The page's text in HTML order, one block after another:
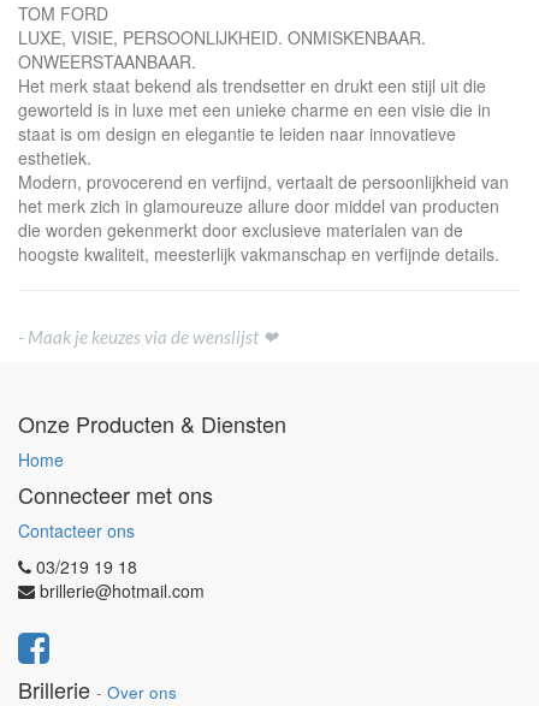
TOM FORD
LUXE, VISIE, PERSOONLIJKHEID. ONMISKENBAAR.
ONWEERSTAANBAAR.
Het merk staat bekend als trendsetter en drukt een stijl uit die
geworteld is in luxe met een unieke charme en een visie die in
staat is om design en elegantie te leiden naar innovatieve
esthetiek.
Modern, provocerend en verfijnd, vertaalt de persoonlijkheid van
het merk zich in glamoureuze allure door middel van producten
die worden gekenmerkt door exclusieve materialen van de
hoogste kwaliteit, meesterlijk vakmanschap en verfijnde details.
- Maak je keuzes via de wenslijst ❤
Onze Producten & Diensten
Home
Connecteer met ons
Contacteer ons
03/219 19 18
brillerie@hotmail.com
Brillerie - Over ons